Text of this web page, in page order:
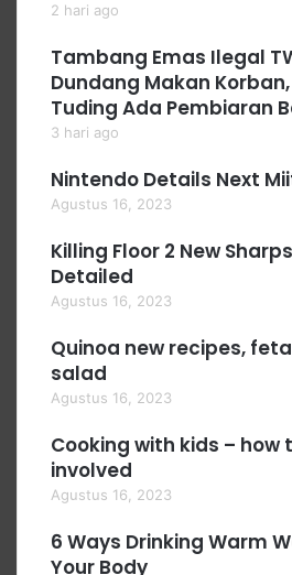
2 hari ago
Tambang Emas Ilegal
Dundang Makan Korban,
Tuding Ada Pembiaran
3 hari ago
Nintendo Details Next
Agustus 16, 2023
Killing Floor 2 New
Detailed
Agustus 16, 2023
Quinoa new recipes,
salad
Agustus 16, 2023
Cooking with kids –
involved
Agustus 16, 2023
6 Ways Drinking Warm
Your Body